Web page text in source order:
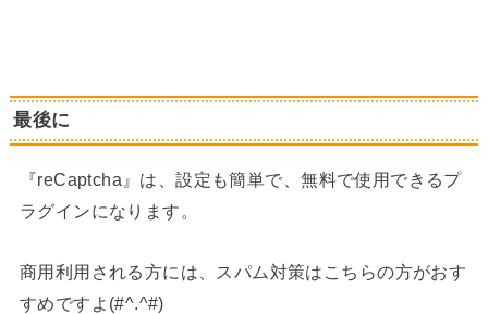
最後に
『reCaptcha』は、設定も簡単で、無料で使用できるプ
ラグインになります。
商用利用される方には、スパム対策はこちらの方がおす
すめですよ(#^.^#)